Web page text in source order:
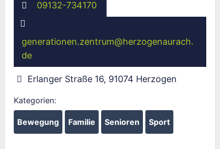
09132-734170
generationen.zentrum@herzogenaurach.
de
Erlanger Straße 16, 91074 Herzogen
Kategorien:
Bewegung Familie Senioren Sport